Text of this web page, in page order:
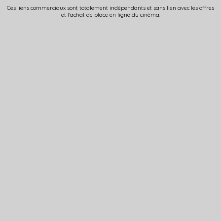
Ces liens commerciaux sont totalement indépendants et sans lien avec les offres
et l'achat de place en ligne du cinéma.